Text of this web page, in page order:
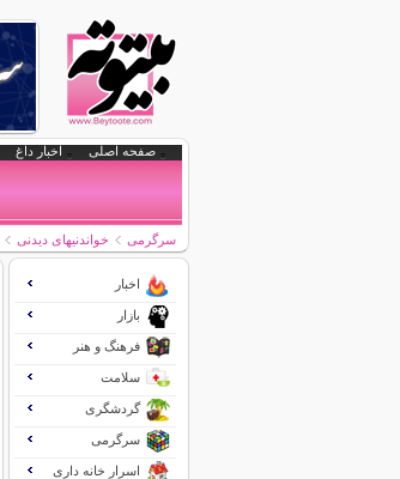
صفحه اصلی اخبار داغ
سرگرمی خواندنیهای دیدنی
اخبار
بازار
فرهنگ و هنر
سلامت
گردشگری
سرگرمی
اسرار خانه داری